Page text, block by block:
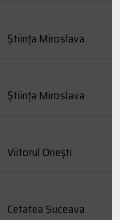
Știința Miroslava
Știința Miroslava
Viitorul Onești
Cetatea Suceava